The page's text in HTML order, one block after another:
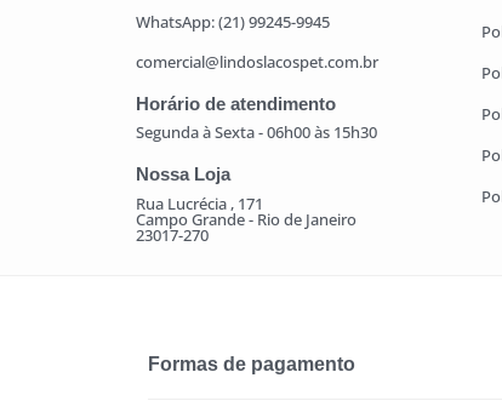
WhatsApp: (21) 99245-9945
comercial@lindoslacospet.com.br
Horário de atendimento
Segunda à Sexta - 06h00 às 15h30
Nossa Loja
Rua Lucrécia , 171
Campo Grande - Rio de Janeiro
23017-270
Formas de pagamento